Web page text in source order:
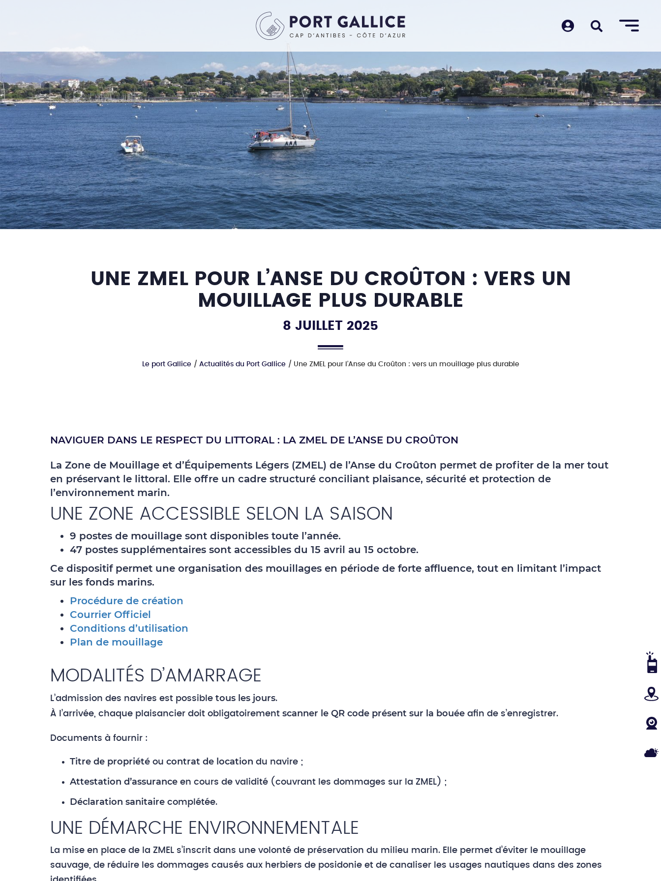
UNE ZMEL POUR L’ANSE DU CROÛTON : VERS UN
MOUILLAGE PLUS DURABLE
8 JUILLET 2025
Le port Gallice Actualités du Port Gallice Une ZMEL pour l’Anse du Croûton : vers un mouillage plus durable
NAVIGUER DANS LE RESPECT DU LITTORAL : LA ZMEL DE L’ANSE DU CROÛTON
La Zone de Mouillage et d’Équipements Légers (ZMEL) de l’Anse du Croûton permet de profiter de la mer tout
en préservant le littoral. Elle offre un cadre structuré conciliant plaisance, sécurité et protection de
l’environnement marin.
UNE ZONE ACCESSIBLE SELON LA SAISON
9 postes de mouillage sont disponibles toute l’année.
47 postes supplémentaires sont accessibles du 15 avril au 15 octobre.
Ce dispositif permet une organisation des mouillages en période de forte affluence, tout en limitant l’impact
sur les fonds marins.
Procédure de création
Courrier Officiel
Conditions d’utilisation
Plan de mouillage
MODALITÉS D’AMARRAGE
L’admission des navires est possible tous les jours.
À l’arrivée, chaque plaisancier doit obligatoirement scanner le QR code présent sur la bouée afin de s’enregistrer.
Documents à fournir :
Titre de propriété ou contrat de location du navire ;
Attestation d’assurance en cours de validité (couvrant les dommages sur la ZMEL) ;
Déclaration sanitaire complétée.
UNE DÉMARCHE ENVIRONNEMENTALE
La mise en place de la ZMEL s’inscrit dans une volonté de préservation du milieu marin. Elle permet d’éviter le mouillage
sauvage, de réduire les dommages causés aux herbiers de posidonie et de canaliser les usages nautiques dans des zones